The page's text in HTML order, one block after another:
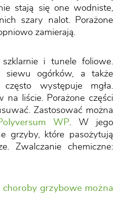
stają się one wodniste,
szary nalot. Porażone
zamierają.
i tunele foliowe.
siewu ogórków, a także
występuje mgła.
na liście. Porażone części
Zastosować można
WP. W jego
grzyby, które pasożytują
Zwalczanie chemiczne:
choroby grzybowe można